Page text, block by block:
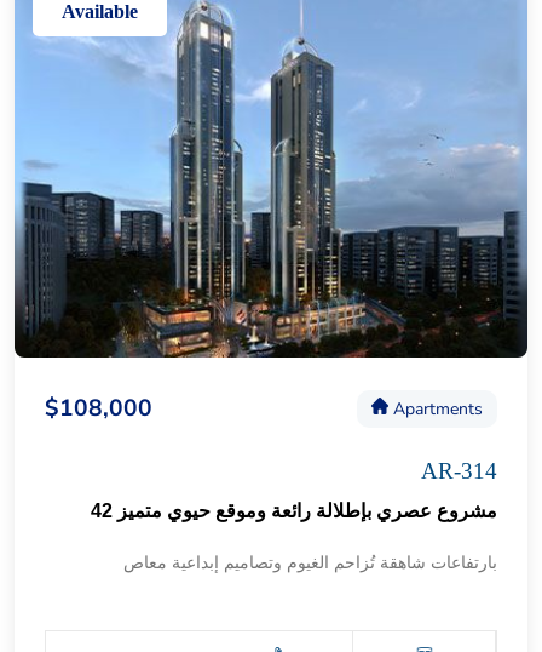
Available
Apartments
$108,000
AR-314
مشروع عصري بإطلالة رائعة وموقع حيوي متميز 42
بارتفاعات شاهقة تُزاحم الغيوم وتصاميم إبداعية معاص